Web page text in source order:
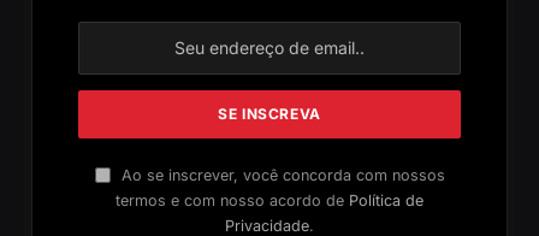
Ao se inscrever, você concorda com nossos
termos e com nosso acordo de Política de
Privacidade.